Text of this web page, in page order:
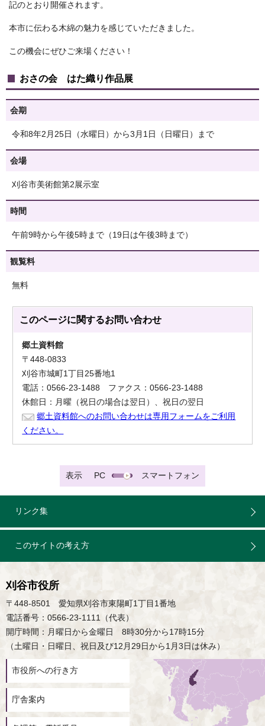
記のとおり開催されます。
本市に伝わる木綿の魅力を感じていただきました。
この機会にぜひご来場ください！
おさの会 はた織り作品展
会期
令和8年2月25日（水曜日）から3月1日（日曜日）まで
会場
刈谷市美術館第2展示室
時間
午前9時から午後5時まで（19日は午後3時まで）
観覧料
無料
このページに関するお問い合わせ
郷土資料館
〒448-0833
刈谷市城町1丁目25番地1
電話：0566-23-1488 ファクス：0566-23-1488
休館日：月曜（祝日の場合は翌日）、祝日の翌日
郷土資料館へのお問い合わせは専用フォームをご利用
ください。
表示 PC スマートフォン
リンク集
このサイトの考え方
刈谷市役所
〒448-8501 愛知県刈谷市東陽町1丁目1番地
電話番号：0566-23-1111（代表）
開庁時間：月曜日から金曜日 8時30分から17時15分
（土曜日・日曜日、祝日及び12月29日から1月3日は休み）
市役所への行き方
庁舎案内